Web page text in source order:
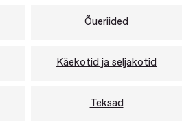
Õueriided
Käekotid ja seljakotid
Teksad